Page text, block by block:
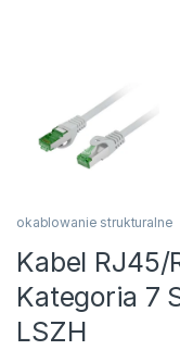
okablowanie strukturalne
Kabel
Kategoria 7
LSZH